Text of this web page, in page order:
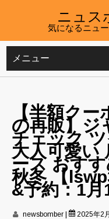
ニュス
気になるニュ
メニュー
【半額ク
の再販】ジ
チェック
大人可愛い
ース おす
秋冬 【
&予約：1月
newsbomber 2025年2